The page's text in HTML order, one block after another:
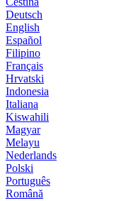
Deutsch
English
Español
Filipino
Français
Hrvatski
Indonesia
Italiana
Kiswahili
Magyar
Melayu
Nederlands
Polski
Português
Română